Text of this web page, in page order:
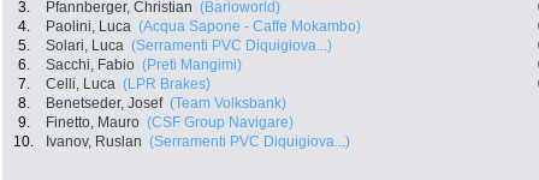
3.
Pfannberger, Christian (Barloworld)
4.
Paolini, Luca (Acqua Sapone - Caffe Mokambo)
5.
Solari, Luca (Serramenti PVC Diquigiova...)
6.
Sacchi, Fabio (Preti Mangimi)
7.
Celli, Luca (LPR Brakes)
8.
Benetseder, Josef (Team Volksbank)
9.
Finetto, Mauro (CSF Group Navigare)
10.
Ivanov, Ruslan (Serramenti PVC Diquigiova...)